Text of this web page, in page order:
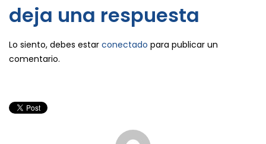
deja una respuesta
Lo siento, debes estar conectado para publicar un
comentario.